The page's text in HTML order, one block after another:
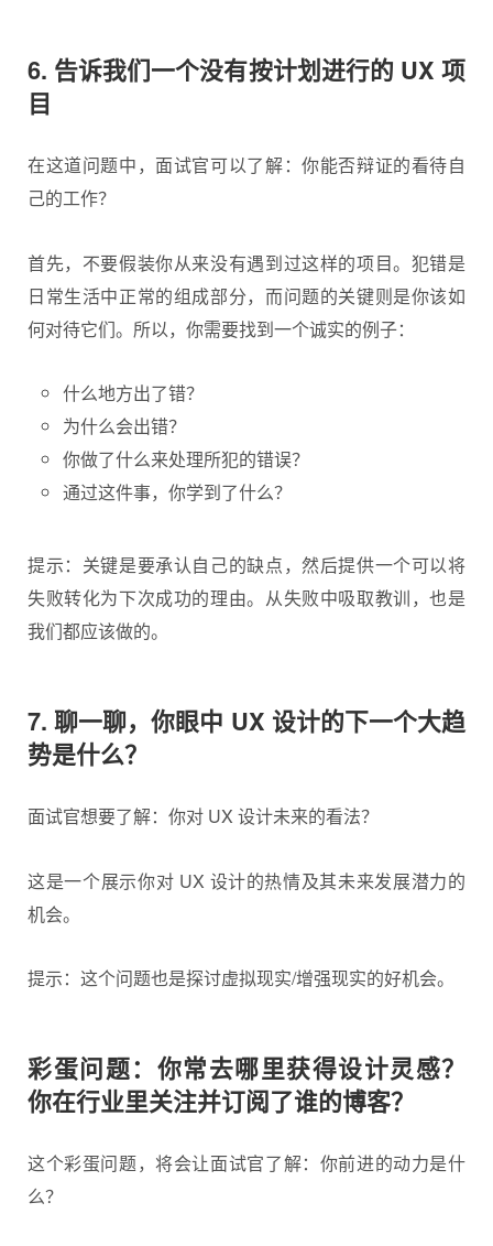
6. 告诉我们一个没有按计划进行的 UX 项
目
在这道问题中，面试官可以了解：你能否辩证的看待自
己的工作？
首先，不要假装你从来没有遇到过这样的项目。犯错是
日常生活中正常的组成部分，而问题的关键则是你该如
何对待它们。所以，你需要找到一个诚实的例子：
什么地方出了错？
为什么会出错？
你做了什么来处理所犯的错误？
通过这件事，你学到了什么？
提示：关键是要承认自己的缺点，然后提供一个可以将
失败转化为下次成功的理由。从失败中吸取教训，也是
我们都应该做的。
7. 聊一聊，你眼中 UX 设计的下一个大趋
势是什么？
面试官想要了解：你对 UX 设计未来的看法？
这是一个展示你对 UX 设计的热情及其未来发展潜力的
机会。
提示：这个问题也是探讨虚拟现实/增强现实的好机会。
彩蛋问题：你常去哪里获得设计灵感？
你在行业里关注并订阅了谁的博客？
这个彩蛋问题，将会让面试官了解：你前进的动力是什
么？